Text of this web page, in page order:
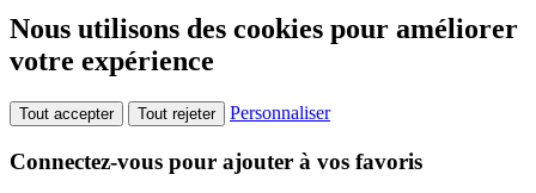
Nous utilisons des cookies pour améliorer
votre expérience
Tout accepter Tout rejeter Personnaliser
Connectez-vous pour ajouter à vos favoris